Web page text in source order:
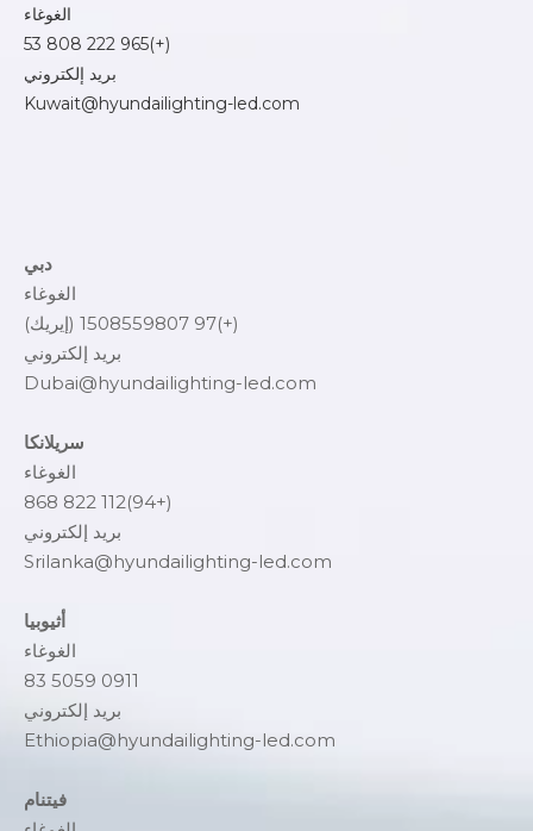
الغوغاء
(+)965 222 808 53
بريد إلكتروني
Kuwait@hyundailighting-led.com
دبي
الغوغاء
(+)97 1508559807 (إيريك)
بريد إلكتروني
Dubai@hyundailighting-led.com
سريلانكا
الغوغاء
(+94)112 822 868
بريد إلكتروني
Srilanka@hyundailighting-led.com
أثيوبيا
الغوغاء
0911 5059 83
بريد إلكتروني
Ethiopia@hyundailighting-led.com
فيتنام